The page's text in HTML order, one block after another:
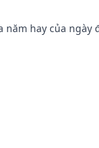
hay của ngày